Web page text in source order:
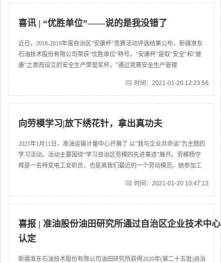
喜讯 | “优胜单位”——说的是我没错了
近日，2018-2019年度自治区“安康杯”竞赛活动评选结果公布，新疆准东
石油技术股份有限公司荣获“优胜单位”称号。“安康杯”是取"安全"和"健
康"之意而设立的安全生产荣誉奖杯。"通过竞赛安全生产管理
时间：2021-01-20 12:23:56
向劳模学习|放下绣花针，拿出真功夫
2021年1月11日，准油运输计量中心开展了 以“我与企业共命运”为主题的
学习活动。活动主要围绕“学习自治区劳模的先进事迹”展开。劳模杨守
辉是一名特变电工女职员，也是离我们最近的一个劳动模范。她参加工
时间：2021-01-20 10:47:13
喜报 | 准油股份油田研究所通过自治区企业技术中心
认定
新疆准东石油技术股份有限公司油田研究所获得2020年(第二十五批)自治